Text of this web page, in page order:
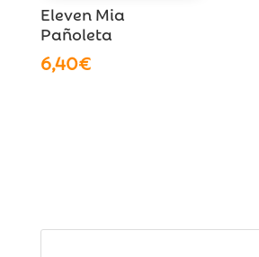
Eleven Mia
Pañoleta
6,40€